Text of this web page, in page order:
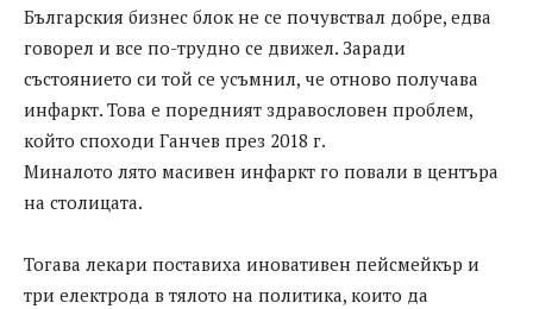
Българския бизнес блок не се почувствал добре, едва
говорел и все по-трудно се движел. Заради
състоянието си той се усъмнил, че отново получава
инфаркт. Това е поредният здравословен проблем,
който споходи Ганчев през 2018 г.
Миналото лято масивен инфаркт го повали в центъра
на столицата.
Тогава лекари поставиха иновативен пейсмейкър и
три електрода в тялото на политика, които да